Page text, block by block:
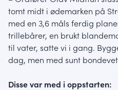
tomt midt i ødemarken på
med en 3,6 måls ferdig
trillebårer, en brukt
til vater, satte vi i gang.
dag, men med sunt
Disse var med i oppstarten: